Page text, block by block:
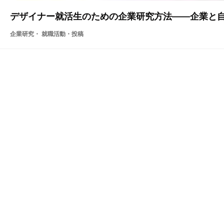
デザイナー就活生のための企業研究方法――企業と
企業研究・ 就職活動 ・投稿